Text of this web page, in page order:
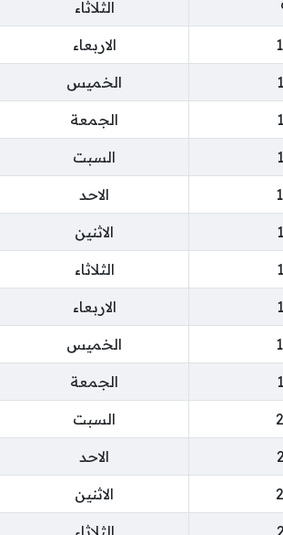
الثلاثاء
الاربعاء
الخميس
الجمعة
السبت
الاحد
الاثنين
الثلاثاء
الاربعاء
الخميس
الجمعة
السبت
الاحد
الاثنين